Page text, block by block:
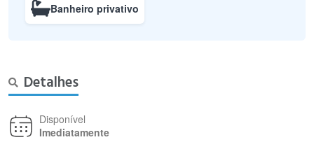
Banheiro privativo
Detalhes
Disponível
Imediatamente